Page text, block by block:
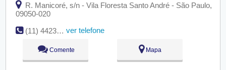
R. Manicoré, s/n - Vila Floresta Santo André - São Paulo,
09050-020
(11) 4423-1523
ver telefone
Comente Mapa